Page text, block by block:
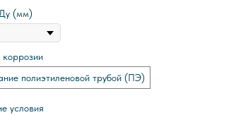
(мм)
полиэтиленовой трубой (ПЭ)
условия